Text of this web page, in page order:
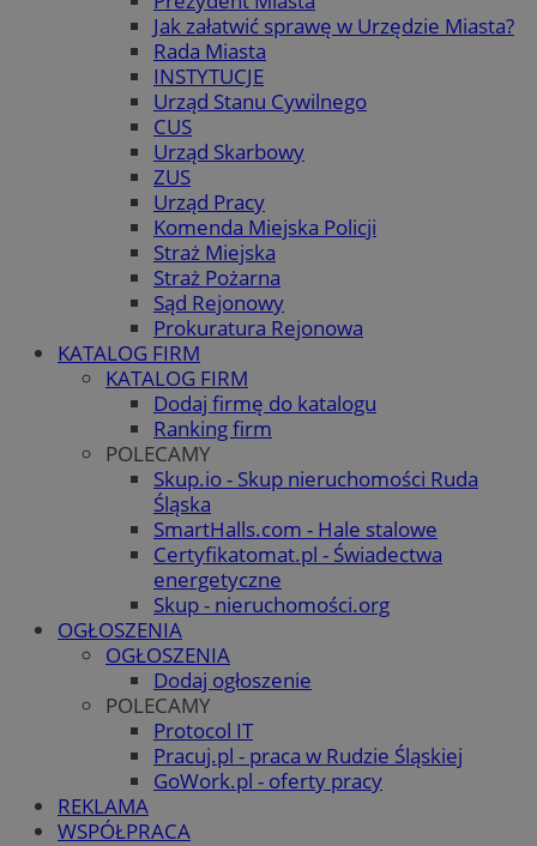
Jak załatwić sprawę w Urzędzie Miasta?
Rada Miasta
INSTYTUCJE
Urząd Stanu Cywilnego
CUS
Urząd Skarbowy
ZUS
Urząd Pracy
Komenda Miejska Policji
Straż Miejska
Straż Pożarna
Sąd Rejonowy
Prokuratura Rejonowa
KATALOG FIRM
KATALOG FIRM
Dodaj firmę do katalogu
Ranking firm
POLECAMY
Skup.io - Skup nieruchomości Ruda
Śląska
SmartHalls.com - Hale stalowe
Certyfikatomat.pl - Świadectwa
energetyczne
Skup - nieruchomości.org
OGŁOSZENIA
OGŁOSZENIA
Dodaj ogłoszenie
POLECAMY
Protocol IT
Pracuj.pl - praca w Rudzie Śląskiej
GoWork.pl - oferty pracy
REKLAMA
WSPÓŁPRACA